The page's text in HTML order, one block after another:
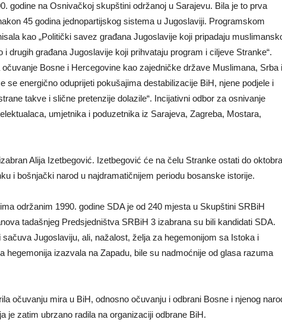
Zvanična
stranica
SDA
godine na Osnivačkoj skupštini održanoj u Sarajevu. Bila je to prva
45 godina jednopartijskog sistema u Jugoslaviji. Programskom
kao „Politički savez građana Jugoslavije koji pripadaju
drugih građana Jugoslavije koji prihvataju program i ciljeve Stranke“.
očuvanje Bosne i Hercegovine kao zajedničke države Muslimana, Srba i
se energično oduprijeti pokušajima destabilizacije BiH, njene podjele i
takve i slične pretenzije dolazile“. Incijativni odbor za osnivanje
umjetnika i poduzetnika iz Sarajeva, Zagreba, Mostara,
Alija Izetbegović. Izetbegović će na čelu Stranke ostati do oktobra
i bošnjački narod u najdramatičnijem periodu bosanske istorije.
održanim 1990. godine SDA je od 240 mjesta u Skupštini SRBiH
tadašnjeg Predsjedništva SRBiH 3 izabrana su bili kandidati SDA.
Jugoslaviju, ali, nažalost, želja za hegemonijom sa Istoka i
hegemonija izazvala na Zapadu, bile su nadmoćnije od glasa razuma
očuvanju mira u BiH, odnosno očuvanju i odbrani Bosne i njenog
je zatim ubrzano radila na organizaciji odbrane BiH.